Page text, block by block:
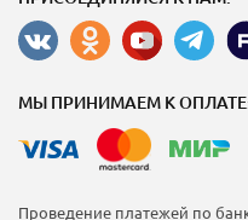
МЫ ПРИНИМАЕМ К
Проведение платежей по